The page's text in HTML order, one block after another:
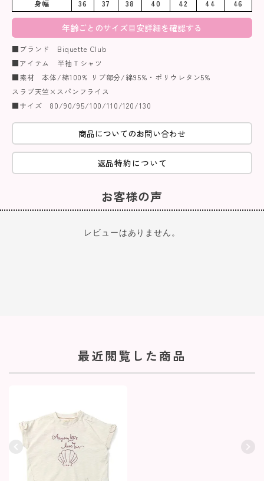
身幅 36 37 38 40 42 44 46
年齢ごとのサイズ目安詳細を確認する
■ブランド Biquette Club
■アイテム 半袖Ｔシャツ
■素材 本体/綿100% リブ部分/綿95%・ポリウレタン5%
スラブ天竺×スパンフライス
■サイズ 80/90/95/100/110/120/130
商品についてのお問い合わせ
返品特約について
お客様の声
レビューはありません。
最近閲覧した商品